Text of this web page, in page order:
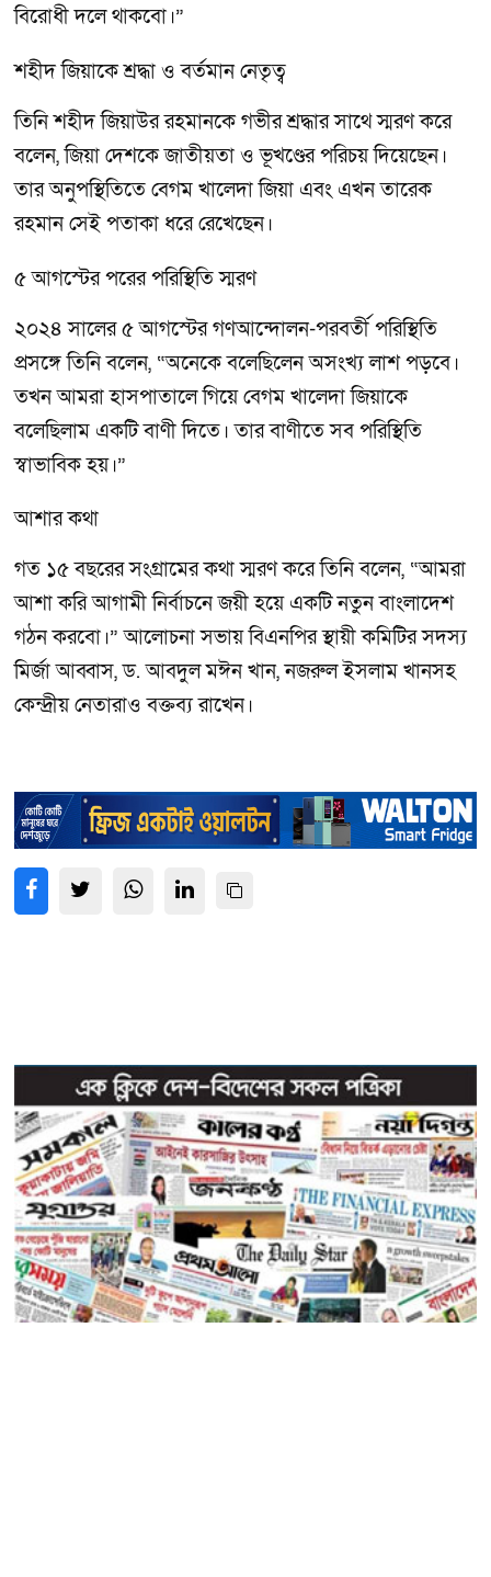
বিরোধী দলে থাকবো।”
শহীদ জিয়াকে শ্রদ্ধা ও বর্তমান নেতৃত্ব
তিনি শহীদ জিয়াউর রহমানকে গভীর শ্রদ্ধার সাথে স্মরণ করে
বলেন, জিয়া দেশকে জাতীয়তা ও ভূখণ্ডের পরিচয় দিয়েছেন।
তার অনুপস্থিতিতে বেগম খালেদা জিয়া এবং এখন তারেক
রহমান সেই পতাকা ধরে রেখেছেন।
৫ আগস্টের পরের পরিস্থিতি স্মরণ
২০২৪ সালের ৫ আগস্টের গণআন্দোলন-পরবর্তী পরিস্থিতি
প্রসঙ্গে তিনি বলেন, “অনেকে বলেছিলেন অসংখ্য লাশ পড়বে।
তখন আমরা হাসপাতালে গিয়ে বেগম খালেদা জিয়াকে
বলেছিলাম একটি বাণী দিতে। তার বাণীতে সব পরিস্থিতি
স্বাভাবিক হয়।”
আশার কথা
গত ১৫ বছরের সংগ্রামের কথা স্মরণ করে তিনি বলেন, “আমরা
আশা করি আগামী নির্বাচনে জয়ী হয়ে একটি নতুন বাংলাদেশ
গঠন করবো।” আলোচনা সভায় বিএনপির স্থায়ী কমিটির সদস্য
মির্জা আব্বাস, ড. আবদুল মঈন খান, নজরুল ইসলাম খানসহ
কেন্দ্রীয় নেতারাও বক্তব্য রাখেন।